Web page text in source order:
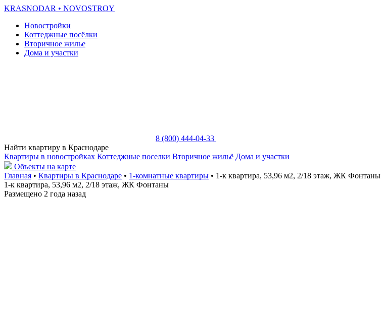
KRASNODAR • NOVOSTROY
Новостройки
Коттеджные посёлки
Вторичное жилье
Дома и участки
8 (800) 444-04-33
Найти квартиру в Краснодаре
Квартиры в новостройках Коттеджные поселки Вторичное жильё Дома и участки
Объекты на карте
Главная • Квартиры в Краснодаре • 1-комнатные квартиры • 1-к квартира, 53,96 м2, 2/18 этаж, ЖК Фонтаны
1-к квартира, 53,96 м2, 2/18 этаж, ЖК Фонтаны
Размещено 2 года назад